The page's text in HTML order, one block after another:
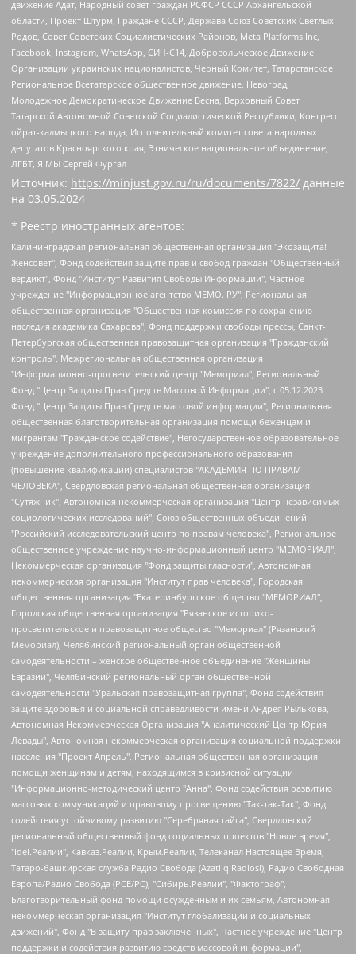
движение Адат, Народный совет граждан РСФСР СССР Архангельской
области, Проект Штурм, Граждане СССР, Держава Союз Советских Светлых
Родов, Совет Советских Социалистических Районов, Meta Platforms Inc,
Facebook, Instagram, WhatsApp, СИЧ-С14, Добровольческое Движение
Организации украинских националистов, Черный Комитет, Татарстанское
Региональное Всетатарское общественное движение, Невоград,
Молодежное Демократическое Движение Весна, Верховный Совет
Татарской Автономной Советской Социалистической Республики, Конгресс
ойрат-калмыцкого народа, Исполнительный комитет совета народных
депутатов Красноярского края, Этническое национальное объединение,
ЛГБТ, Я.МЫ Сергей Фургал
Источник: https://minjust.gov.ru/ru/documents/7822/ данные
на 03.05.2024
* Реестр иностранных агентов:
Калининградская региональная общественная организация "Экозащита!-Женсовет", Фонд содействия защите прав и свобод граждан "Общественный вердикт", Фонд "Институт Развития Свободы Информации", Частное учреждение "Информационное агентство МЕМО. РУ", Региональная общественная организация "Общественная комиссия по сохранению наследия академика Сахарова", Фонд поддержки свободы прессы, Санкт-Петербургская общественная правозащитная организация "Гражданский контроль", Межрегиональная общественная организация "Информационно-просветительский центр "Мемориал", Региональный Фонд "Центр Защиты Прав Средств Массовой Информации", с 05.12.2023 Фонд "Центр Защиты Прав Средств массовой информации", Региональная общественная благотворительная организация помощи беженцам и мигрантам "Гражданское содействие", Негосударственное образовательное учреждение дополнительного профессионального образования (повышение квалификации) специалистов "АКАДЕМИЯ ПО ПРАВАМ ЧЕЛОВЕКА", Свердловская региональная общественная организация "Сутяжник", Автономная некоммерческая организация "Центр независимых социологических исследований", Союз общественных объединений "Российский исследовательский центр по правам человека", Региональное общественное учреждение научно-информационный центр "МЕМОРИАЛ", Некоммерческая организация "Фонд защиты гласности", Автономная некоммерческая организация "Институт прав человека", Городская общественная организация "Екатеринбургское общество "МЕМОРИАЛ", Городская общественная организация "Рязанское историко-просветительское и правозащитное общество "Мемориал" (Рязанский Мемориал), Челябинский региональный орган общественной самодеятельности – женское общественное объединение "Женщины Евразии", Челябинский региональный орган общественной самодеятельности "Уральская правозащитная группа", Фонд содействия защите здоровья и социальной справедливости имени Андрея Рылькова, Автономная Некоммерческая Организация "Аналитический Центр Юрия Левады", Автономная некоммерческая организация социальной поддержки населения "Проект Апрель", Региональная общественная организация помощи женщинам и детям, находящимся в кризисной ситуации "Информационно-методический центр "Анна", Фонд содействия развитию массовых коммуникаций и правовому просвещению "Так-так-Так", Фонд содействия устойчивому развитию "Серебряная тайга", Свердловский региональный общественный фонд социальных проектов "Новое время", "Idel.Реалии", Кавказ.Реалии, Крым.Реалии, Телеканал Настоящее Время, Татаро-башкирская служба Радио Свобода (Azatliq Radiosi), Радио Свободная Европа/Радио Свобода (PCE/PC), "Сибирь.Реалии", "Фактограф", Благотворительный фонд помощи осужденным и их семьям, Автономная некоммерческая организация "Институт глобализации и социальных движений", Фонд "В защиту прав заключенных", Частное учреждение "Центр поддержки и содействия развитию средств массовой информации", Пензенский региональный общественный благотворительный фонд "Гражданский союз", "Север.Реалии", Некоммерческая организация Фонд "Правовая инициатива", Общество с ограниченной ответственностью "Радио Свободная Европа/Радио Свобода", Чешское информационное агентство "MEDIUM-ORIENT", Красноярская региональная общественная организация "Мы против СПИДа", Камалягин Денис Николаевич, Маркелов Сергей Евгеньевич, Пономарев Лев Александрович, Савицкая Людмила Алексеевна, Автономная некоммерческая организация "Центр по работе с проблемой насилия "НАСИЛИЮ.НЕТ", Межрегиональный профессиональный союз работников здравоохранения "Альянс врачей", Юридическое лицо, зарегистрированное в Латвийской Республике, SIA "Medusa Project" (регистрационный номер 40103797863, дата регистрации 10.06.2014), Некоммерческая организация "Фонд по борьбе с коррупцией", Автономная некоммерческая организация "Институт права и публичной политики", Баданин Роман Сергеевич, Гликин Максим Александрович, Железнова Мария Михайловна, Лукьянова Юлия Сергеевна, Маетная Елизавета Витальевна, Маняхин Петр Борисович, Чуракова Ольга Владимировна, Ярош Юлия Петровна, Юридическое лицо "The Insider SIA", зарегистрированное в Риге, Латвийская Республика (дата регистрации 26.06.2015), являющееся администратором доменного имени интернет-издания "The Insider SIA", https://theins.ru, Постернак Алексей Евгеньевич, Рубин Михаил Аркадьевич, Анин Роман Александрович, Юридическое лицо Istories fonds, зарегистрированное в Латвийской Республике (регистрационный номер 50008295751, дата регистрации 24.02.2020), Великовский Дмитрий Александрович, Долинина Ирина Николаевна, Мароховская Алеся Алексеевна, Шлейнов Роман Юрьевич, Шмагун Олеся Валентиновна, Общество с ограниченной ответственностью "Альтаир 2021", Общество с ограниченной ответственностью "Вега 2021", Общество с ограниченной ответственностью "Главный редактор 2021", Общество с ограниченной ответственностью "Ромашки монолит", Важенков Артем Валерьевич, Ивановская областная общественная организация "Центр гендерных исследований", Гурман Юрий Альбертович, Медиапроект "ОВД-Инфо", Егоров Владимир Владимирович, Жилинский Владимир Александрович, Общество с ограниченной ответственностью "ЗП", Иванова София Юрьевна, Карезина Инна Павловна, Кильтау Екатерина Викторовна, Петров Алексей Викторович, Пискунов Сергей Евгеньевич, Смирнов Сергей Сергеевич, Тихонов Михаил Сергеевич, Общество с ограниченной ответственностью "ЖУРНАЛИСТ-ИНОСТРАННЫЙ АГЕНТ", Арапова Галина Юрьевна, Вольтская Татьяна Анатольевна, Американская компания "Mason G.E.S. Anonymous Foundation" (США), являющаяся владельцем интернет-издания https://mnews.world/, Компания "Stichting Bellingcat", зарегистрированная в Нидерландах (дата регистрации 11.07.2018), Захаров Андрей Вячеславович, Клепиковская Екатерина Дмитриевна, Общество с ограниченной ответственностью "МЕМО", Перл Роман Александрович, Симонов Евгений Алексеевич, Соловьева Елена Анатольевна, Сотников Даниил Владимирович, Сурначева Елизавета Дмитриевна, Автономная некоммерческая организация по защите прав человека и информированию населения "Якутия – Наше Мнение", Общество с ограниченной ответственностью "Москоу диджитал медиа", с 26.01.2023 Общество с ограниченной ответственностью "Чайка Белые сады", Ветошкина Валерия Валерьевна, Заговора Максим Александрович, Межрегиональное общественное движение "Российская ЛГБТ - сеть", Оленичев Максим Владимирович, Павлов Иван Юрьевич, Скворцова Елена Сергеевна, Общество с ограниченной ответственностью "Как бы инагент", Кочетков Игорь Викторович, Общество с ограниченной ответственностью "Честные выборы", Еланчик Олег Александрович, Общество с ограниченной ответственностью "Нобелевский призыв", Гималова Регина Эмилевна, Григорьев Андрей Валерьевич, Григорьева Алина Александровна, Ассоциация по содействию защите прав призывников, альтернативнослужащих и военнослужащих "Правозащитная группа "Гражданин.Армия.Право", Хисамова Регина Фаритовна, Автономная некоммерческая организация по реализации социально-правовых программ "Лилит", Дальневосточное общественное движение "Маяк", Санкт-Петербургская ЛГБТ-инициативная группа "Выход", Инициативная группа ЛГБТ+ "Реверс", Алексеев Андрей Викторович, Бекбулатова Таисия Львовна, Беляев Иван Михайлович, Владыкина Елена Сергеевна, Гельман Марат Александрович, Никульшина Вероника Юрьевна, Толоконникова Надежда Андреевна, Шендерович Виктор Анатольевич, Общество с ограниченной ответственностью "Данное сообщение", Общество с ограниченной ответственностью Издательский дом "Новая глава", Айнбиндер Александра Александровна, Московский комьюнити-центр для ЛГБТ+инициатив, Благотворительный фонд развития филантропии, Deutsche Welle (Германия, Kurt-Schumacher-Strasse 3, 53113 Bonn), Борзунова Мария Михайловна, Воробьев Виктор Викторович, Голубева Анна Львовна, Константинова Алла Михайловна, Малкова Ирина Владимировна, Мурадов Мурад Абдулгалимович, Осетинская Елизавета Николаевна, Понасенков Евгений Николаевич, Ганапольский Матвей Юрьевич, Киселев Евгений Алексеевич, Борухович Ирина Григорьевна, Дремин Иван Тимофеевич, Дубровский Дмитрий Викторович, Красноярская региональная общественная организация поддержки и развития альтернативных образовательных технологий и межкультурных коммуникаций "ИНТЕРРА", Маяковская Екатерина Алексеевна, Фейгин Марк Захарович, Филимонов Андрей Викторович, Дзугкоева Регина Николаевна, Доброхотов Роман Александрович, Дудь Юрий Александрович, Елкин Сергей Владимирович, Кругликов Кирилл Игоревич, Сабунаева Мария Леонидовна, Семенов Алексей Владимирович, Шаинян Карен Багратович, Шульман Екатерина Михайловна, Асафьев Артур Валерьевич, Вахштайн Виктор Семенович, Венедиктов Алексей Алексеевич, Лушникова Екатерина Евгеньевна, Волков Леонид Михайлович, Невзоров Александр Глебович, Пархоменко Сергей Борисович, Сироткин Ярослав Николаевич, Кара-Мурза Владимир Владимирович, Баранова Наталья Владимировна, Гозман Леонид Яковлевич, Кагарлицкий Борис Юльевич, Климарев Михаил Валерьевич, Милов Владимир Станиславович, Автономная некоммерческая организация Краснодарский центр современного искусства "Типография", Моргенштерн Алишер Тагирович, Соболь Любовь Эдуардовна, Общество с ограниченной ответственностью "ЛИЗА НОРМ", Каспаров Гарри Кимович, Ходорковский Михаил Борисович, Общество с ограниченной ответственностью "Апрельские тезисы", Данилович Ирина Брониславовна, Кашин Олег Владимирович, Петров Николай Владимирович, Пивоваров Алексей Владимирович, Соколов Михаил Владимирович, Цветкова Юлия Владимировна, Чичваркин Евгений Александрович, Комитет против пыток/Команда против пыток, Общество с ограниченной ответственностью "Первый научный", Общество с ограниченной ответственностью "Вертолет и ко", Белоцерковская Вероника Борисовна, Кац Максим Евгеньевич, Лазарева Татьяна Юрьевна, Шаведдинов Руслан Табризович, Яшин Илья Валерьевич, Общество с ограниченной ответственностью "Иноагент ААВ", Алешковский Дмитрий Петрович, Альбац Евгения Марковна, Быков Дмитрий Львович, Галямина Юлия Евгеньевна, Лойко Сергей Леонидович, Мартынов Кирилл Константинович, Медведев Сергей Александрович, Крашенинников Федор Геннадиевич, Гордеева Катерина Вл